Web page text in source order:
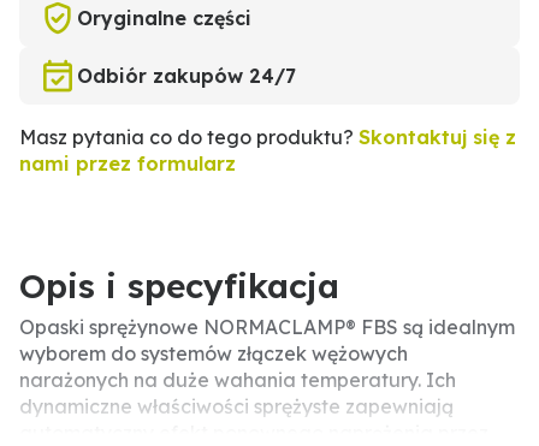
Oryginalne części
Odbiór zakupów 24/7
Masz pytania co do tego produktu? Skontaktuj się z
nami przez formularz
Opis i specyfikacja
Opaski sprężynowe NORMACLAMP® FBS są idealnym
wyborem do systemów złączek wężowych
narażonych na duże wahania temperatury. Ich
dynamiczne właściwości sprężyste zapewniają